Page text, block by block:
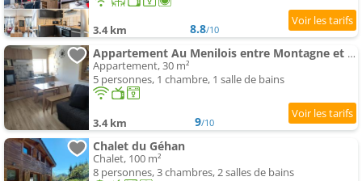
3.4 km 8.8/10
Appartement Au Menilois entre Montagne et Forêt
Appartement, 30 m²
5 personnes, 1 chambre, 1 salle de bains
3.4 km 9/10
Chalet du Géhan
Chalet, 100 m²
8 personnes, 3 chambres, 2 salles de bains